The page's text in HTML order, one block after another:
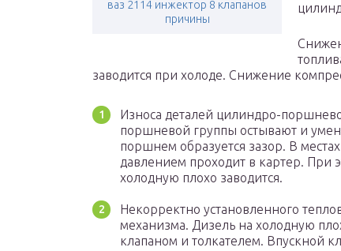
ваз 2114 инжектор 8 клапанов
причины
заводится при холоде. Снижение
Износа деталей цилиндро-
поршневой группы остывают и
поршнем образуется зазор. В
давлением проходит в картер. При
холодную плохо заводится.
Некорректно установленного
механизма. Дизель на холодную
клапаном и толкателем. Впускной